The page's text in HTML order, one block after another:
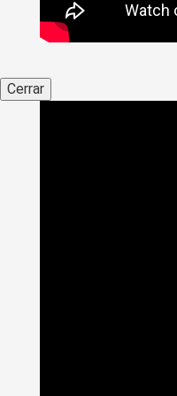
Cerrar